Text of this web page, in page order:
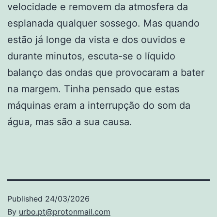
velocidade e removem da atmosfera da
esplanada qualquer sossego. Mas quando
estão já longe da vista e dos ouvidos e
durante minutos, escuta-se o líquido
balanço das ondas que provocaram a bater
na margem. Tinha pensado que estas
máquinas eram a interrupção do som da
água, mas são a sua causa.
Published 24/03/2026
By urbo.pt@protonmail.com